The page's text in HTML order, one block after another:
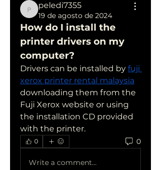
peledi7355
peledi7355
19 de agosto de 2024
How do I install the
printer drivers on my
computer?
Drivers can be installed by fuji
xerox printer rental malaysia
downloading them from the
Fuji Xerox website or using
the installation CD provided
with the printer.
0 0
Write a comment...